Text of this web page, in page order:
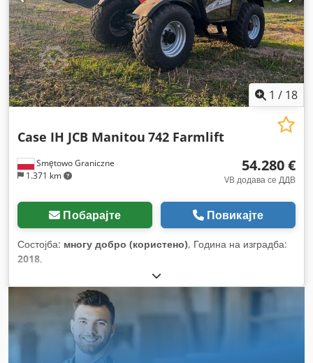
1 / 18
Smętowo Graniczne
1.371 km
Case IH JCB Manitou 742 Farmlift
54.280 €
VB додава се ДДВ
Побарајте Повикајте
Состојба: многу добро (користено), Година на изградба:
2018,